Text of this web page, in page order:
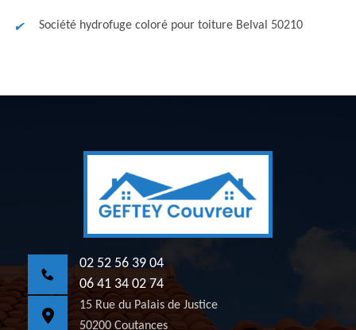
Société hydrofuge coloré pour toiture Belval 50210
02 52 56 39 04
06 41 34 02 74
15 Rue du Palais de Justice
50200 Coutances